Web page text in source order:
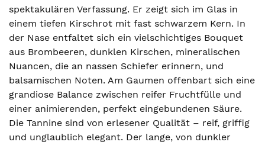
spektakulären Verfassung. Er zeigt sich im Glas in
einem tiefen Kirschrot mit fast schwarzem Kern. In
der Nase entfaltet sich ein vielschichtiges Bouquet
aus Brombeeren, dunklen Kirschen, mineralischen
Nuancen, die an nassen Schiefer erinnern, und
balsamischen Noten. Am Gaumen offenbart sich eine
grandiose Balance zwischen reifer Fruchtfülle und
einer animierenden, perfekt eingebundenen Säure.
Die Tannine sind von erlesener Qualität – reif, griffig
und unglaublich elegant. Der lange, von dunkler